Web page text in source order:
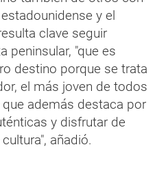
y el
clave seguir
peninsular, "que es
destino porque se trata
el más joven de todos
además destaca por
y disfrutar de
añadió.